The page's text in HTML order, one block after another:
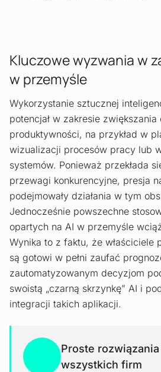
Kluczowe wyzwania w
w przemyśle
Wykorzystanie sztucznej
potencjał w zakresie
produktywności, na przykład w
wizualizacji procesów pracy lub
systemów. Ponieważ przekłada
przewagi konkurencyjne, presja
podejmowały działania w tym
Jednocześnie powszechne
opartych na AI w przemyśle
Wynika to z faktu, że właściciele
są gotowi w pełni zaufać
zautomatyzowanym decyzjom
swoistą „czarną skrzynkę” AI i
integracji takich aplikacji.
Proste rozwiązania
wszystkich firm